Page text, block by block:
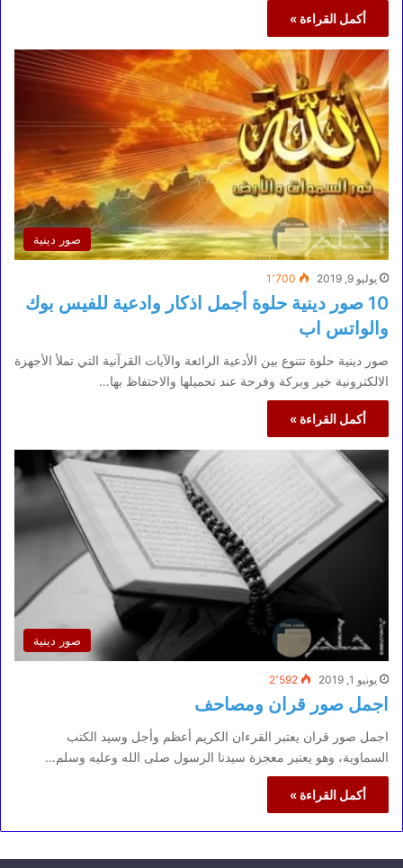
أكمل القراءة »
صور دينية
يوليو 9, 2019 1٬700
10 صور دينية حلوة أجمل اذكار وادعية للفيس بوك
والواتس اب
صور دينية حلوة تتنوع بين الأدعية الرائعة والآيات القرآنية التي تملأ الأجهزة
الالكترونية خير وبركة وفرحة عند تحميلها والاحتفاظ بها…
أكمل القراءة »
صور دينية
يونيو 1, 2019 2٬592
اجمل صور قران ومصاحف
اجمل صور قران يعتبر القرءان الكريم أعظم وأجل وسيد الكتب
السماوية، وهو يعتبر معجزة سيدنا الرسول صلى الله وعليه وسلم…
أكمل القراءة »